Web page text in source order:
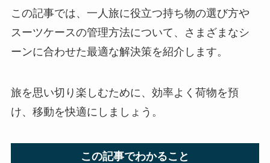
この記事では、一人旅に役立つ持ち物の選び方や
スーツケースの管理方法について、さまざまなシ
ーンに合わせた最適な解決策を紹介します。
旅を思い切り楽しむために、効率よく荷物を預
け、移動を快適にしましょう。
この記事でわかること